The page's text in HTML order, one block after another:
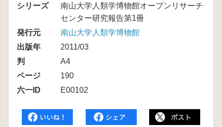
シリーズ
南山大学人類学博物館オープンリサーチ
センター研究報告第1冊
発行元
南山大学人類学博物館
出版年
2011/03
判
A4
ページ
190
六一ID
E00102